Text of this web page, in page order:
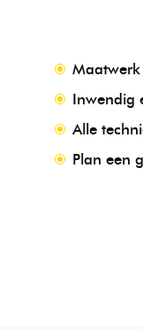
Inwendig
Alle
Plan een